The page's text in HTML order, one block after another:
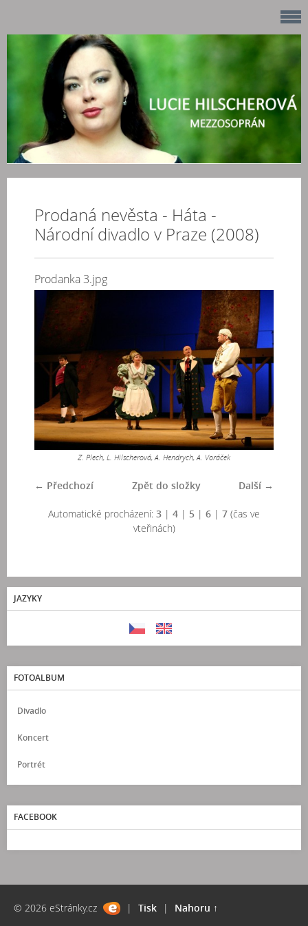
Prodaná nevěsta - Háta -
Národní divadlo v Praze (2008)
Prodanka 3.jpg
Z. Plech, L. Hilscherová, A. Hendrych, A. Voráček
← Předchozí Další →
Zpět do složky
Automatické procházení: 3 | 4 | 5 | 6 | 7 (čas ve
vteřinách)
JAZYKY
FOTOALBUM
Divadlo
Koncert
Portrét
FACEBOOK
© 2026 eStránky.cz | Tisk | Nahoru ↑